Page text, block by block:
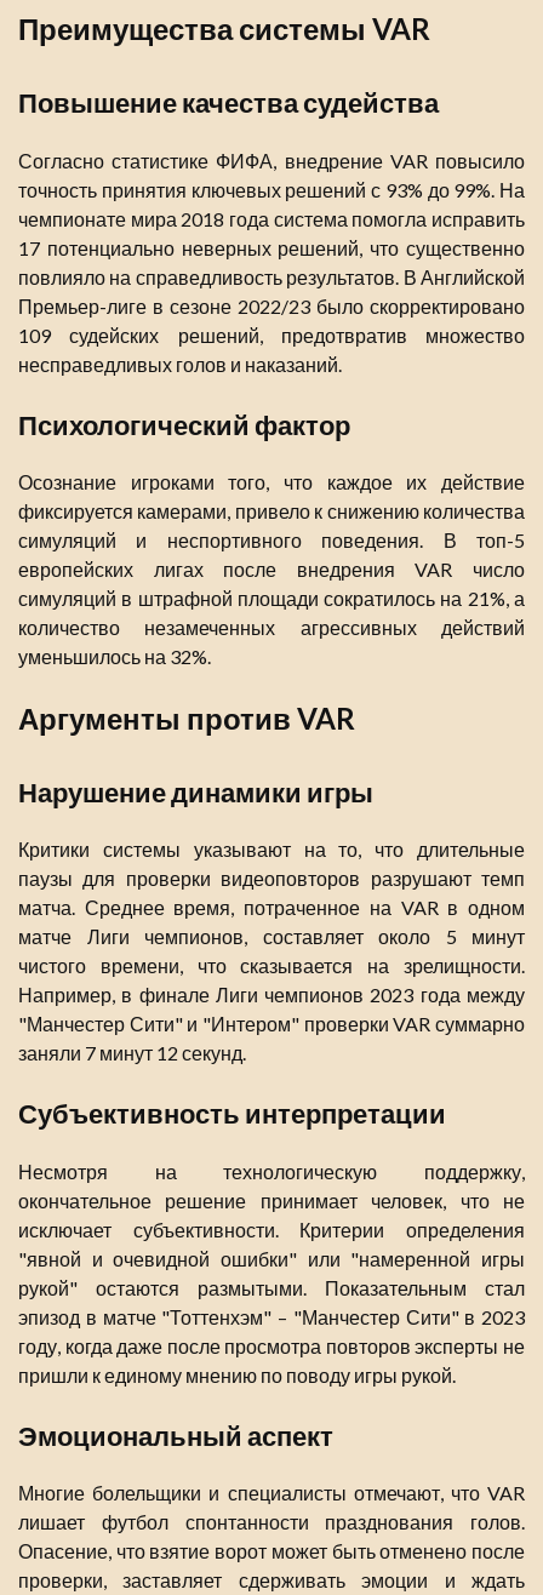
Преимущества системы VAR
Повышение качества судейства
Согласно статистике ФИФА, внедрение VAR повысило
точность принятия ключевых решений с 93% до 99%. На
чемпионате мира 2018 года система помогла исправить
17 потенциально неверных решений, что существенно
повлияло на справедливость результатов. В Английской
Премьер-лиге в сезоне 2022/23 было скорректировано
109 судейских решений, предотвратив множество
несправедливых голов и наказаний.
Психологический фактор
Осознание игроками того, что каждое их действие
фиксируется камерами, привело к снижению количества
симуляций и неспортивного поведения. В топ-5
европейских лигах после внедрения VAR число
симуляций в штрафной площади сократилось на 21%, а
количество незамеченных агрессивных действий
уменьшилось на 32%.
Аргументы против VAR
Нарушение динамики игры
Критики системы указывают на то, что длительные
паузы для проверки видеоповторов разрушают темп
матча. Среднее время, потраченное на VAR в одном
матче Лиги чемпионов, составляет около 5 минут
чистого времени, что сказывается на зрелищности.
Например, в финале Лиги чемпионов 2023 года между
"Манчестер Сити" и "Интером" проверки VAR суммарно
заняли 7 минут 12 секунд.
Субъективность интерпретации
Несмотря на технологическую поддержку,
окончательное решение принимает человек, что не
исключает субъективности. Критерии определения
"явной и очевидной ошибки" или "намеренной игры
рукой" остаются размытыми. Показательным стал
эпизод в матче "Тоттенхэм" – "Манчестер Сити" в 2023
году, когда даже после просмотра повторов эксперты не
пришли к единому мнению по поводу игры рукой.
Эмоциональный аспект
Многие болельщики и специалисты отмечают, что VAR
лишает футбол спонтанности празднования голов.
Опасение, что взятие ворот может быть отменено после
проверки, заставляет сдерживать эмоции и ждать